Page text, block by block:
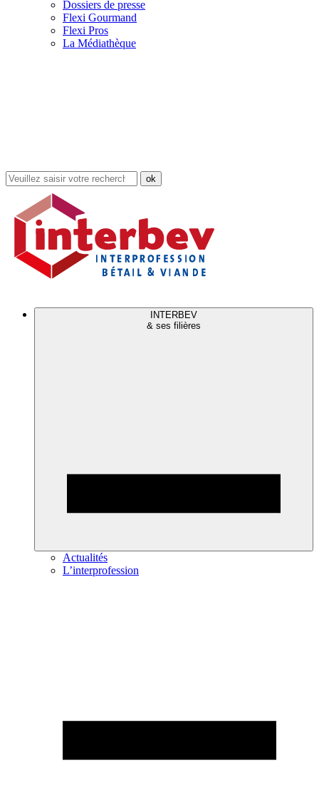
Dossiers de presse
Flexi Gourmand
Flexi Pros
La Médiathèque
Rechercher
dans
site
INTERBEV
& ses filières
Actualités
L’interprofession